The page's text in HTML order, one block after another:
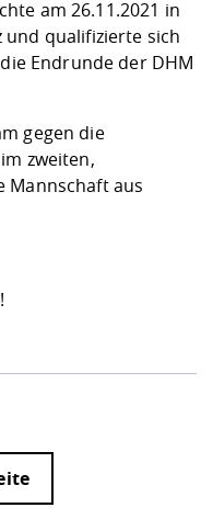
Vorbereitung
Studien- und
und Physik
Studieren in
Lebenslagen
Studentenwerk
Lehren,
Formulare und
Formulare und
FIS -
Prototyping und
Kooperationen
Kontakt &
Klimaschutz &
Gremien und
Informatik/
Maschinenbau
Unternehmen
am 26.11.2021 in
und qualifizierte sich
Endrunde der DHM
gegen die
zweiten,
Mannschaft aus